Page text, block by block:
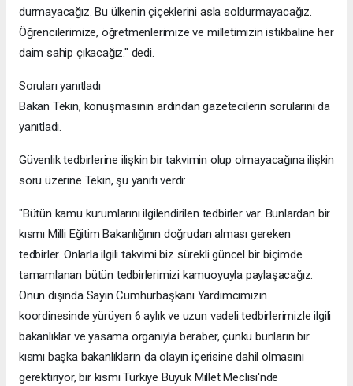
durmayacağız. Bu ülkenin çiçeklerini asla soldurmayacağız.
Öğrencilerimize, öğretmenlerimize ve milletimizin istikbaline her
daim sahip çıkacağız." dedi.
Soruları yanıtladı
Bakan Tekin, konuşmasının ardından gazetecilerin sorularını da
yanıtladı.
Güvenlik tedbirlerine ilişkin bir takvimin olup olmayacağına ilişkin
soru üzerine Tekin, şu yanıtı verdi:
"Bütün kamu kurumlarını ilgilendirilen tedbirler var. Bunlardan bir
kısmı Milli Eğitim Bakanlığının doğrudan alması gereken
tedbirler. Onlarla ilgili takvimi biz sürekli güncel bir biçimde
tamamlanan bütün tedbirlerimizi kamuoyuyla paylaşacağız.
Onun dışında Sayın Cumhurbaşkanı Yardımcımızın
koordinesinde yürüyen 6 aylık ve uzun vadeli tedbirlerimizle ilgili
bakanlıklar ve yasama organıyla beraber, çünkü bunların bir
kısmı başka bakanlıkların da olayın içerisine dahil olmasını
gerektiriyor, bir kısmı Türkiye Büyük Millet Meclisi'nde